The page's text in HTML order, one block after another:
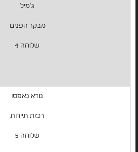
ג'מיל
מבקר הפנים
שלוחה 4
נורא נאפסו
רכזת תיירות
שלוחה 5